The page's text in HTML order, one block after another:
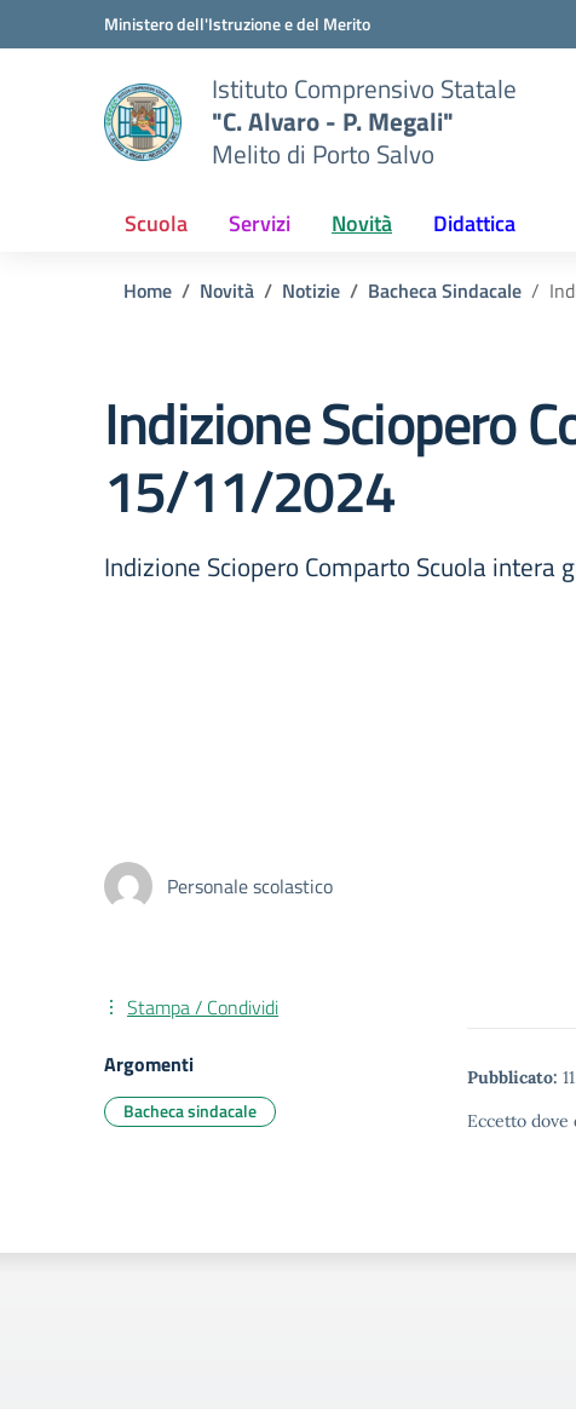
Vai ai contenuti
Vai al menu di navigazioneMinistero dell'Istruzione e del Merito
Istituto Comprensivo Statale
"C. Alvaro - P. Megali"
Melito di Porto Salvo
Scuola Servizi Novità Didattica
Home Novità Notizie Bacheca Sindacale
Indizione Sciopero
15/11/2024
Indizione Sciopero Comparto Scuola
Personale scolastico
Pubblicato:
Eccetto
Stampa / Condividi
Argomenti
Bacheca sindacale